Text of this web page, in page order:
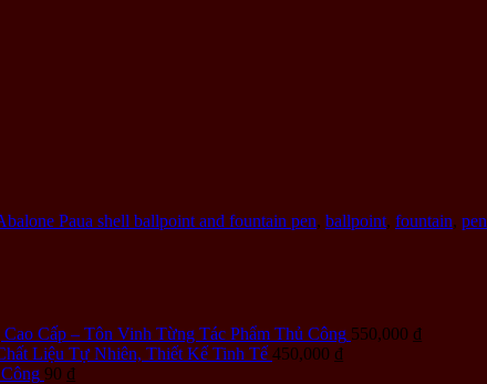
Paua shell ballpoint and fountain pen, ballpoint, fountain, pen
Cấp – Tôn Vinh Từng Tác Phẩm Thủ Công 550,000 ₫
Liệu Tự Nhiên, Thiết Kế Tinh Tế 450,000 ₫
90 ₫